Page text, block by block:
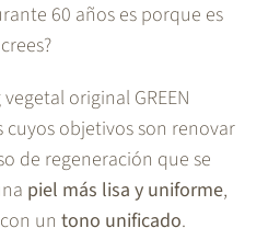
60 años es porque es
original GREEN
cuyos objetivos son renovar
de regeneración que se
piel más lisa y uniforme,
un tono unificado.